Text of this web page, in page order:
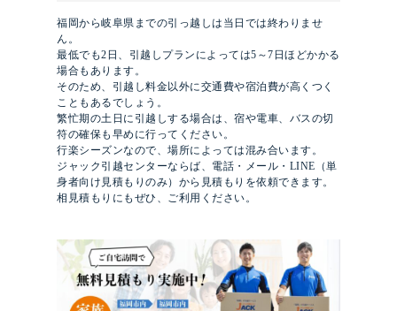
福岡から岐阜県までの引っ越しは当日では終わりませ
ん。
最低でも2日、引越しプランによっては5～7日ほどかかる
場合もあります。
そのため、引越し料金以外に交通費や宿泊費が高くつく
こともあるでしょう。
繁忙期の土日に引越しする場合は、宿や電車、バスの切
符の確保も早めに行ってください。
行楽シーズンなので、場所によっては混み合います。
ジャック引越センターならば、電話・メール・LINE（単
身者向け見積もりのみ）から見積もりを依頼できます。
相見積もりにもぜひ、ご利用ください。